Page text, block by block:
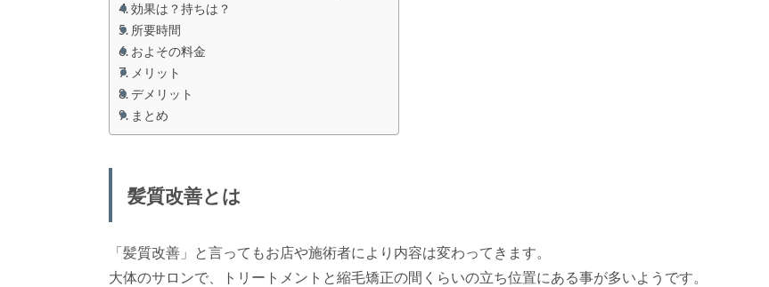
効果は？持ちは？
所要時間
およその料金
メリット
デメリット
まとめ
髪質改善とは
「髪質改善」と言ってもお店や施術者により内容は変わってきます。
大体のサロンで、トリートメントと縮毛矯正の間くらいの立ち位置にある事が多いようです。